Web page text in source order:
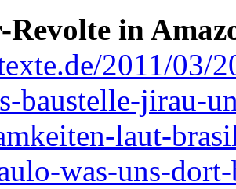
in
2011/03/
baustelle-jirau-
laut-
was-uns-